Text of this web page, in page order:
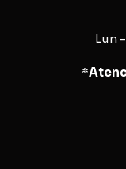
Lun
*